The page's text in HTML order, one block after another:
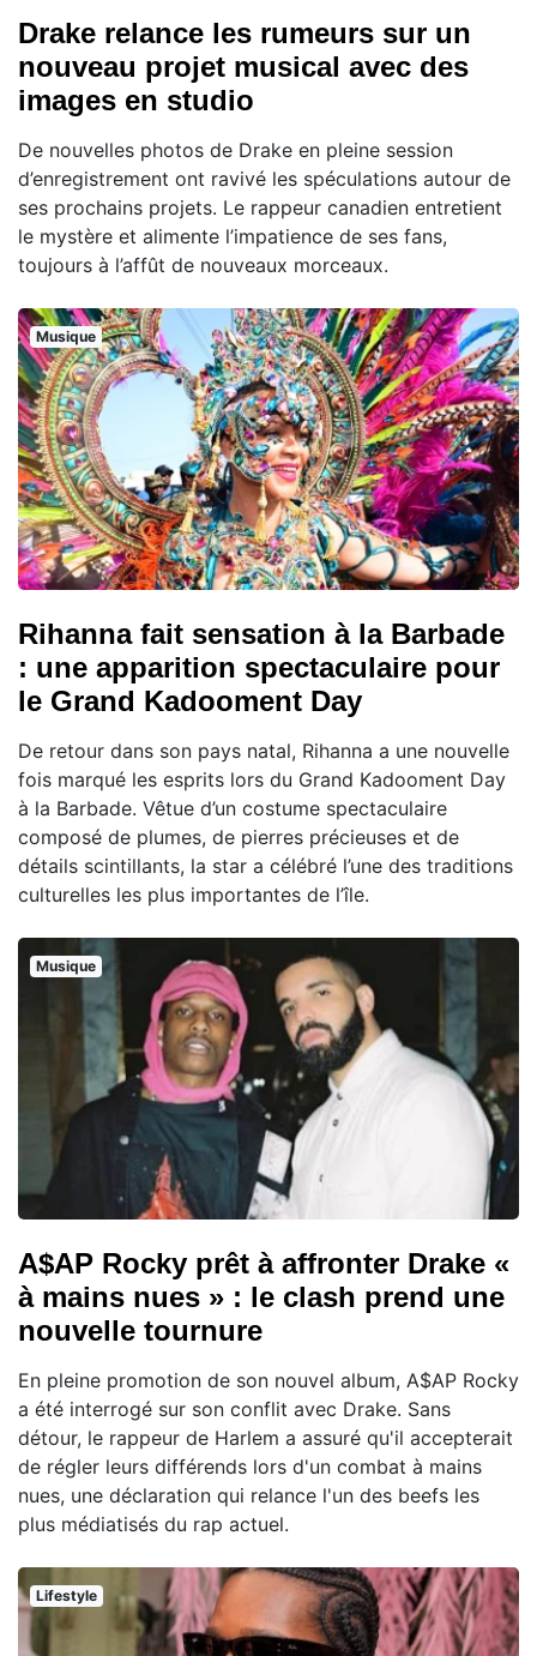
Drake relance les rumeurs sur un
nouveau projet musical avec des
images en studio
De nouvelles photos de Drake en pleine session
d’enregistrement ont ravivé les spéculations autour de
ses prochains projets. Le rappeur canadien entretient
le mystère et alimente l’impatience de ses fans,
toujours à l’affût de nouveaux morceaux.
Musique
Rihanna fait sensation à la Barbade
: une apparition spectaculaire pour
le Grand Kadooment Day
De retour dans son pays natal, Rihanna a une nouvelle
fois marqué les esprits lors du Grand Kadooment Day
à la Barbade. Vêtue d’un costume spectaculaire
composé de plumes, de pierres précieuses et de
détails scintillants, la star a célébré l’une des traditions
culturelles les plus importantes de l’île.
Musique
A$AP Rocky prêt à affronter Drake «
à mains nues » : le clash prend une
nouvelle tournure
En pleine promotion de son nouvel album, A$AP Rocky
a été interrogé sur son conflit avec Drake. Sans
détour, le rappeur de Harlem a assuré qu'il accepterait
de régler leurs différends lors d'un combat à mains
nues, une déclaration qui relance l'un des beefs les
plus médiatisés du rap actuel.
Lifestyle